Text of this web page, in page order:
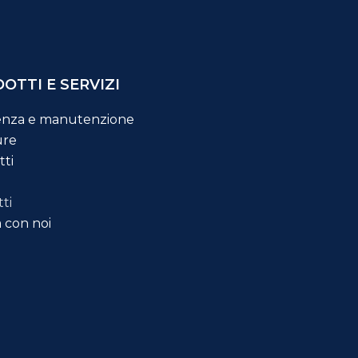
E SERVIZI
e manutenzione
con noi